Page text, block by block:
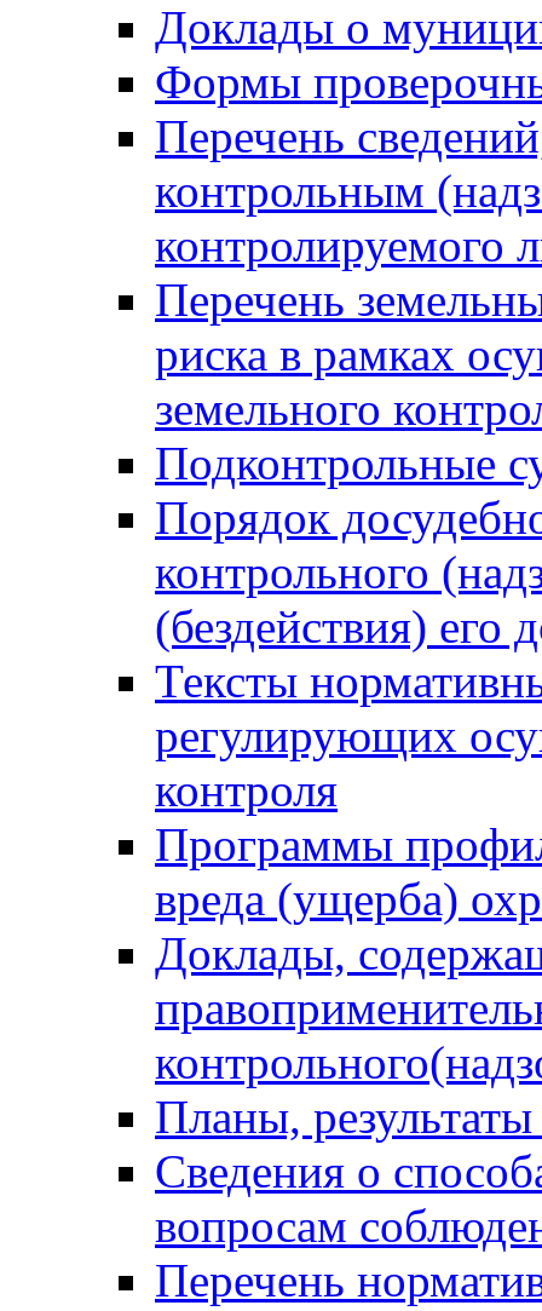
Доклады о
Формы
Перечень
контрольным
контролируемого
Перечень
риска в рамках
земельного
Подконтрольные
Порядок
контрольного
(бездействия)
Тексты
регулирующих
контроля
Программы
вреда (ущерба)
Доклады,
Планы,
Сведения о
вопросам
Перечень